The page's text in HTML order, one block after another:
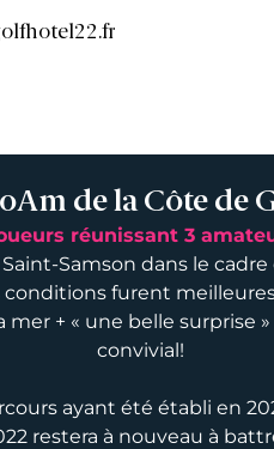
de la Côte de
réunissant 3
Samson dans le cadre
furent
mer + « une belle
convivial!
ayant été établi en
restera à nouveau à